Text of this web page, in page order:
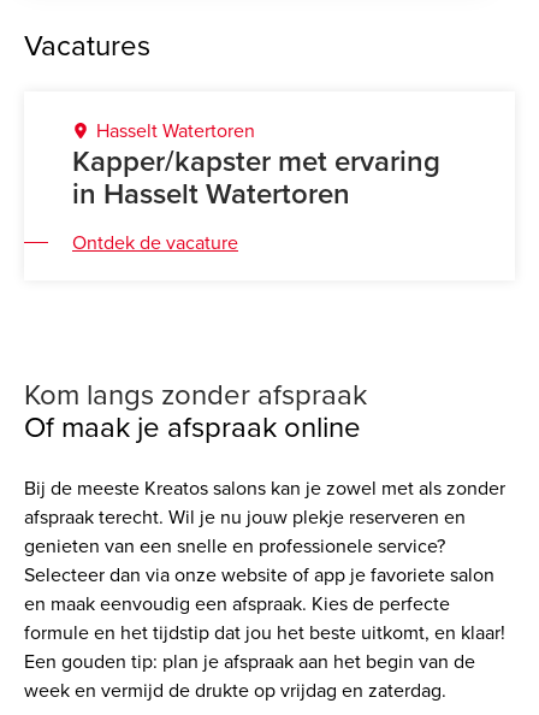
Vacatures
Hasselt Watertoren
Kapper/kapster met ervaring
in Hasselt Watertoren
Ontdek de vacature
Kom langs zonder afspraak
Of maak je afspraak online
Bij de meeste Kreatos salons kan je zowel met als zonder
afspraak terecht. Wil je nu jouw plekje reserveren en
genieten van een snelle en professionele service?
Selecteer dan via onze website of app je favoriete salon
en maak eenvoudig een afspraak. Kies de perfecte
formule en het tijdstip dat jou het beste uitkomt, en klaar!
Een gouden tip: plan je afspraak aan het begin van de
week en vermijd de drukte op vrijdag en zaterdag.